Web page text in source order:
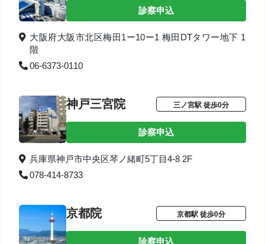
診察申込
大阪府大阪市北区梅田1ー10ー1 梅田DTタワー地下 1
階
06-6373-0110
神戸三宮院 三ノ宮駅 徒歩0分
診察申込
兵庫県神戸市中央区琴ノ緒町5丁目4-8 2F
078-414-8733
京都院 京都駅 徒歩0分
診察申込